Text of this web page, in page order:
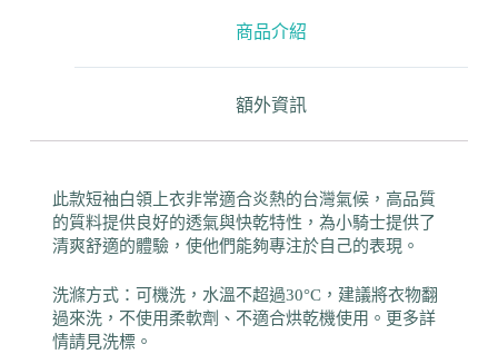
商品介紹
額外資訊
此款短袖白領上衣非常適合炎熱的台灣氣候，高品質
的質料提供良好的透氣與快乾特性，為小騎士提供了
清爽舒適的體驗，使他們能夠專注於自己的表現。
洗滌方式：可機洗，水溫不超過30°C，建議將衣物翻
過來洗，不使用柔軟劑、不適合烘乾機使用。更多詳
情請見洗標。